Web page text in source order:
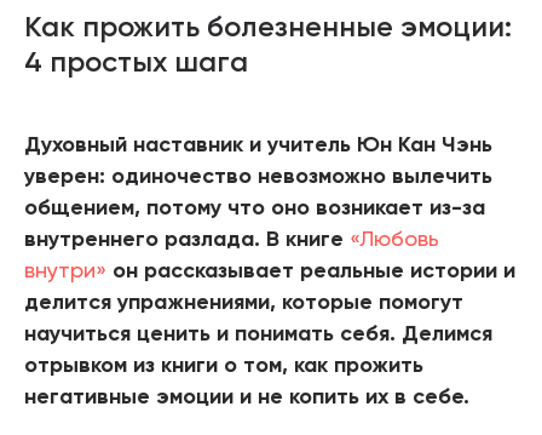
Как прожить болезненные эмоции:
4 простых шага
Духовный наставник и учитель Юн Кан Чэнь
уверен: одиночество невозможно вылечить
общением, потому что оно возникает из-за
внутреннего разлада. В книге «Любовь
внутри» он рассказывает реальные истории и
делится упражнениями, которые помогут
научиться ценить и понимать себя. Делимся
отрывком из книги о том, как прожить
негативные эмоции и не копить их в себе.